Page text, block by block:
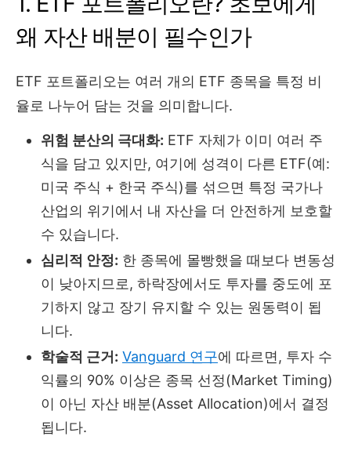
왜 자산 배분이 필수인가
ETF 포트폴리오는 여러 개의 ETF 종목을 특정 비
율로 나누어 담는 것을 의미합니다.
위험 분산의 극대화: ETF 자체가 이미 여러 주
식을 담고 있지만, 여기에 성격이 다른 ETF(예:
미국 주식 + 한국 주식)를 섞으면 특정 국가나
산업의 위기에서 내 자산을 더 안전하게 보호할
수 있습니다.
심리적 안정: 한 종목에 몰빵했을 때보다 변동성
이 낮아지므로, 하락장에서도 투자를 중도에 포
기하지 않고 장기 유지할 수 있는 원동력이 됩
니다.
학술적 근거: Vanguard 연구에 따르면, 투자 수
익률의 90% 이상은 종목 선정(Market Timing)
이 아닌 자산 배분(Asset Allocation)에서 결정
됩니다.